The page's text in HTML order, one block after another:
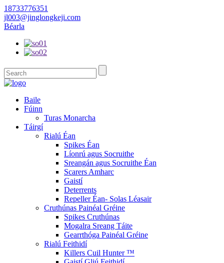
18733776351
jl003@jinglongkeji.com
Béarla
Baile
Fúinn
Turas Monarcha
Táirgí
Rialú Éan
Spikes Éan
Líonrú agus Socruithe
Sreangán agus Socruithe Éan
Scarers Amharc
Gaistí
Deterrents
Repeller Éan- Solas Léasair
Cruthúnas Painéal Gréine
Spikes Cruthúnas
Mogalra Sreang Táite
Gearrthóga Painéal Gréine
Rialú Feithidí
Killers Cuil Hunter ™